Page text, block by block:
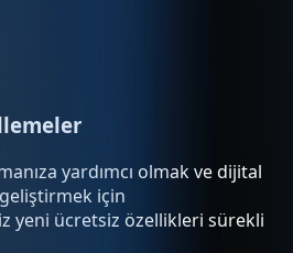
yardımcı olmak ve dijital
geliştirmek için
yeni ücretsiz özellikleri sürekli